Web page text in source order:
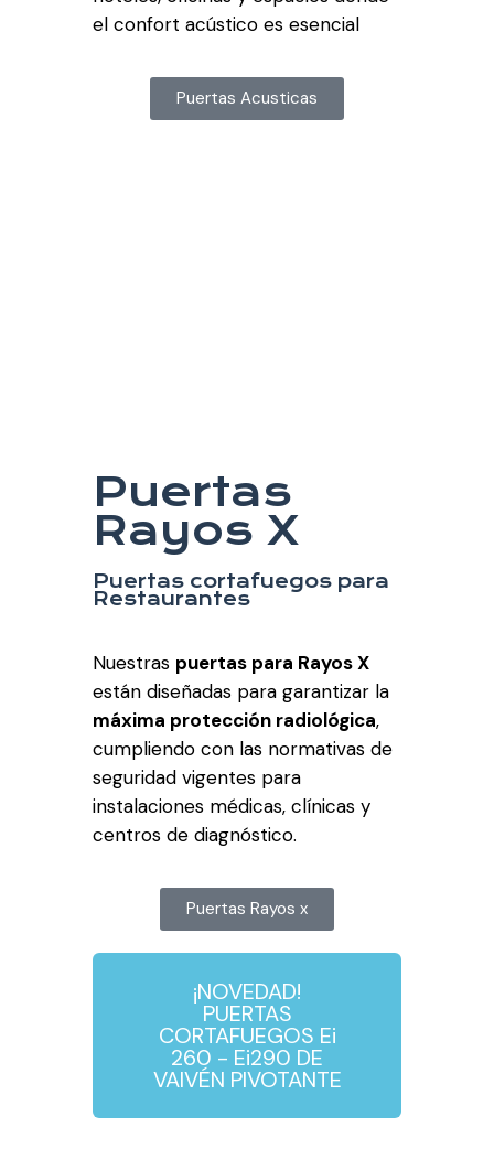
el confort acústico es esencial
Puertas Acusticas
Puertas
Rayos X
Puertas cortafuegos para
Restaurantes
Nuestras puertas para Rayos X
están diseñadas para garantizar la
máxima protección radiológica,
cumpliendo con las normativas de
seguridad vigentes para
instalaciones médicas, clínicas y
centros de diagnóstico.
Puertas Rayos x
¡NOVEDAD!
PUERTAS
CORTAFUEGOS Ei
260 - Ei290 DE
VAIVÉN PIVOTANTE